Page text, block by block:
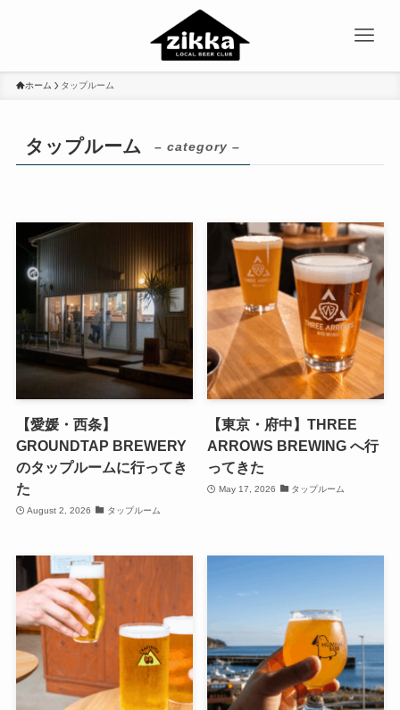
ホーム タップルーム
タップルーム – category –
【愛媛・西条】
GROUNDTAP BREWERY
のタップルームに行ってき
た
August 2, 2026 タップルーム
【東京・府中】THREE
ARROWS BREWING へ行
ってきた
May 17, 2026 タップルーム